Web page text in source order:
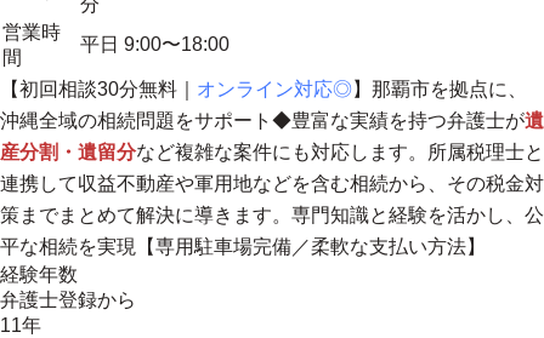
分
営業時
間
平日 9:00〜18:00
【初回相談30分無料｜ オンライン対応◎】 那覇市を拠点に、
沖縄全域の相続問題をサポート ◆豊富な実績を持つ弁護士が遺
産分割・遺留分など複雑な案件にも対応します。所属税理士と
連携して収益不動産や軍用地などを含む相続から、その税金対
策までまとめて解決に導きます。専門知識と経験を活かし、公
平な相続を実現【専用駐車場完備／柔軟な支払い方法】
経験年数
弁護士登録から
11年